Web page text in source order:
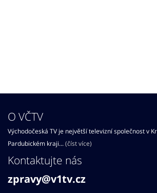
O VČTV
Východočeská TV je největší televizní společnost v
Pardubickém kraji...(číst více)
Kontaktujte nás
zpravy@v1tv.cz